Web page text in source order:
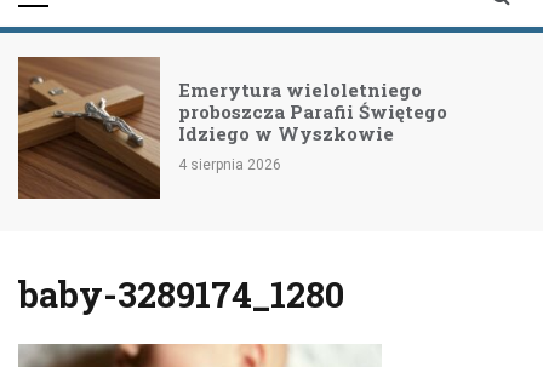
Emerytura wieloletniego
proboszcza Parafii Świętego
Idziego w Wyszkowie
4 sierpnia 2026
baby-3289174_1280